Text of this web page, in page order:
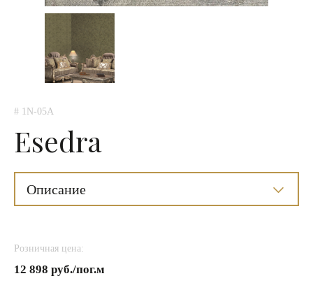
# 1N-05A
Esedra
Описание
Розничная цена:
12 898 руб./пог.м